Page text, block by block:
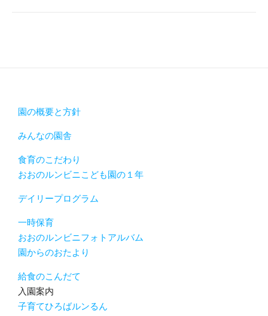
園の概要と方針
みんなの園舎
食育のこだわり
おおのルンビニこども園の１年
デイリープログラム
一時保育
おおのルンビニフォトアルバム
園からのおたより
給食のこんだて
入園案内
子育てひろばルンるん